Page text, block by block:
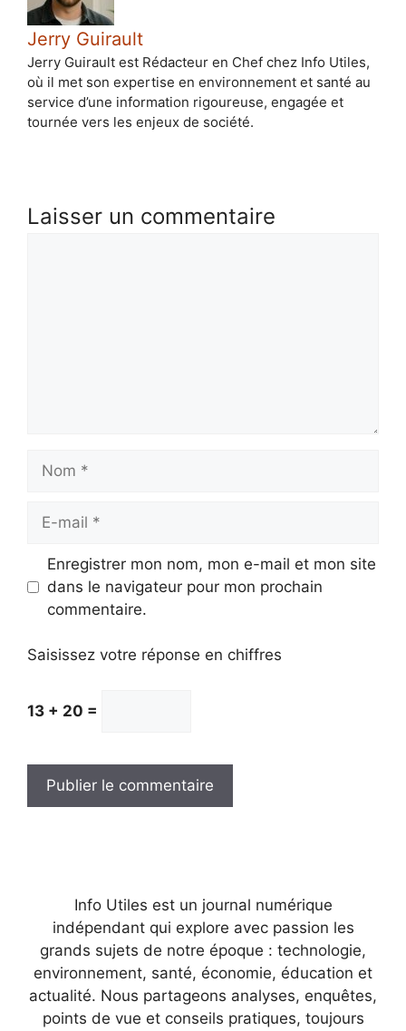
Jerry Guirault
Jerry Guirault est Rédacteur en Chef chez Info Utiles,
où il met son expertise en environnement et santé au
service d’une information rigoureuse, engagée et
tournée vers les enjeux de société.
Laisser un commentaire
mail
Enregistrer mon nom, mon e-mail et mon site
dans le navigateur pour mon prochain
commentaire.
Saisissez votre réponse en chiffres
13 + 20 =
Info Utiles est un journal numérique
indépendant qui explore avec passion les
grands sujets de notre époque : technologie,
environnement, santé, économie, éducation et
actualité. Nous partageons analyses, enquêtes,
points de vue et conseils pratiques, toujours